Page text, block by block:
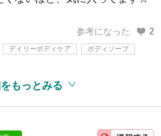
参考になった 2
デイリーボディケア ボディソープ
もっとみる